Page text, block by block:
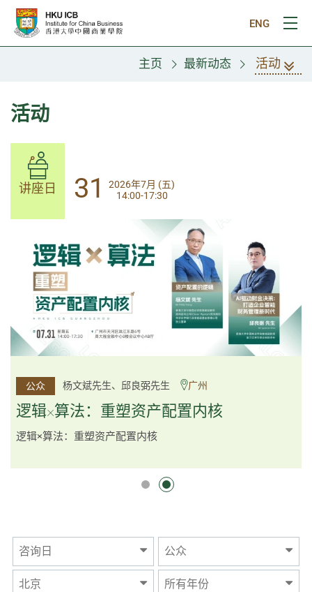
跳往主要内容
ENG
打
主页 最新动态 活动
活动
讲座日 14
2026年8月 (五)
13:30-17:00
公众
李邱敬贤女士 Ms Rosemarie Yau、潘天佑博士 Dr Tim
Pan、李国平先生 Mr Guoping Li
深圳
讲座日 31
2026年7月 (五)
14:00-17:30
公众 杨文斌先生、邱良弼先生 广州
逻辑×算法：重塑资产配置内核
逻辑×算法：重塑资产配置内核
咨询日 公众
北京 所有年份